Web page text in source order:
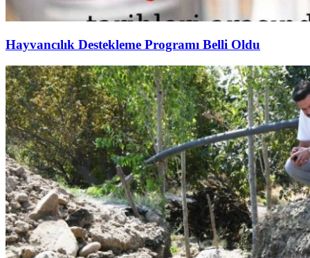
Hayvancılık Destekleme Programı Belli Oldu